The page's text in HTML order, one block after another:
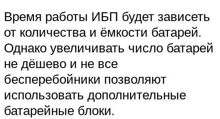
Время работы ИБП будет зависеть
от количества и ёмкости батарей.
Однако увеличивать число батарей
не дёшево и не все
бесперебойники позволяют
использовать дополнительные
батарейные блоки.